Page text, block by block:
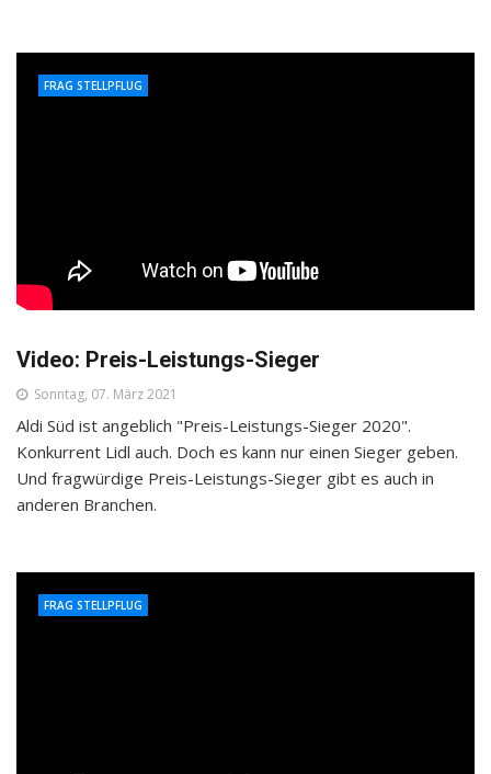
Video: Preis-Leistungs-Sieger
FRAG STELLPFLUG
Sonntag, 07. März 2021
Aldi Süd ist angeblich "Preis-Leistungs-Sieger 2020".
Konkurrent Lidl auch. Doch es kann nur einen Sieger geben.
Und fragwürdige Preis-Leistungs-Sieger gibt es auch in
anderen Branchen.
FRAG STELLPFLUG